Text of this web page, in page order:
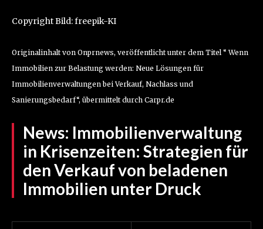
Copyright Bild: freepik-KI
Originalinhalt von Onprnews, veröffentlicht unter dem Titel “ Wenn
Immobilien zur Belastung werden: Neue Lösungen für
Immobilienverwaltungen bei Verkauf, Nachlass und
Sanierungsbedarf“, übermittelt durch Carpr.de
News: Immobilienverwaltung
in Krisenzeiten: Strategien für
den Verkauf von beladenen
Immobilien unter Druck